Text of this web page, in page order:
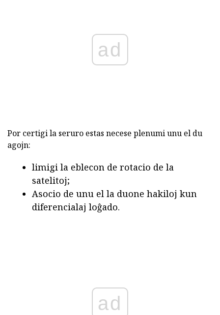
ad
Por certigi la seruro estas necese plenumi unu el du
agojn:
limigi la eblecon de rotacio de la
satelitoj;
Asocio de unu el la duone hakiloj kun
diferencialaj loĝado.
ad